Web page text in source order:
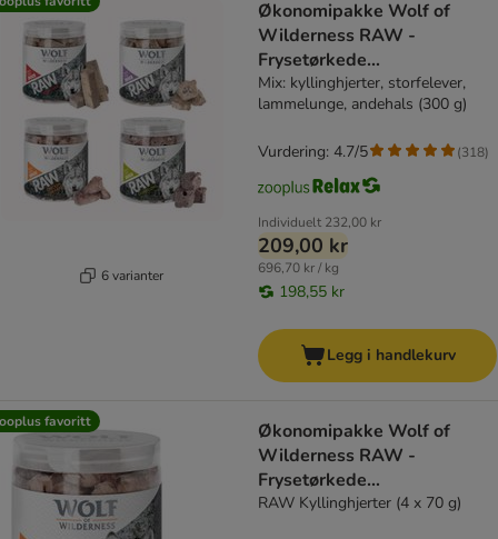
6 varianter
Økonomipakke Wolf of
Wilderness RAW -
Frysetørkede
premiumsnacks
Mix: kyllinghjerter, storfelever,
lammelunge, andehals (300 g)
Individuelt 232,00 kr
209,00 kr
696,70 kr / kg
198,55 kr
Vurdering: 4.7/5 (318)
Legg i handlekurv
favoritt
Økonomipakke Wolf of
Wilderness RAW -
Frysetørkede
premiumsnacks
RAW Kyllinghjerter (4 x 70 g)